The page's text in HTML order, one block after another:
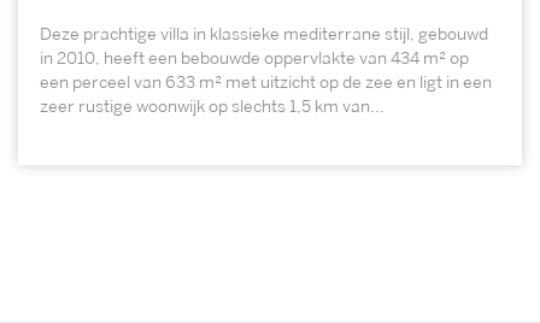
Deze prachtige villa in klassieke mediterrane stijl, gebouwd
in 2010, heeft een bebouwde oppervlakte van 434 m² op
een perceel van 633 m² met uitzicht op de zee en ligt in een
zeer rustige woonwijk op slechts 1,5 km van...